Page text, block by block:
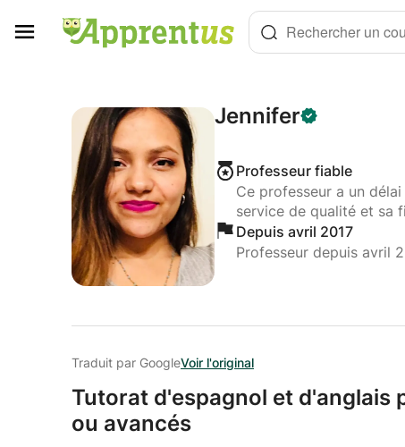
Rechercher un
Jennifer
Professeur fiable
Ce professeur a un
service de qualité et sa
Depuis avril 2017
Professeur depuis avril
Traduit par GoogleVoir l'original
Tutorat d'espagnol et d'anglais
ou avancés